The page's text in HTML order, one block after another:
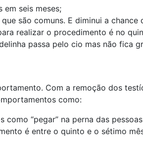
seis meses;
são comuns. E diminui a chance
realizar o procedimento é no
passa pelo cio mas não fica
Com a remoção dos
como:
“pegar” na perna das
é entre o quinto e o sétimo